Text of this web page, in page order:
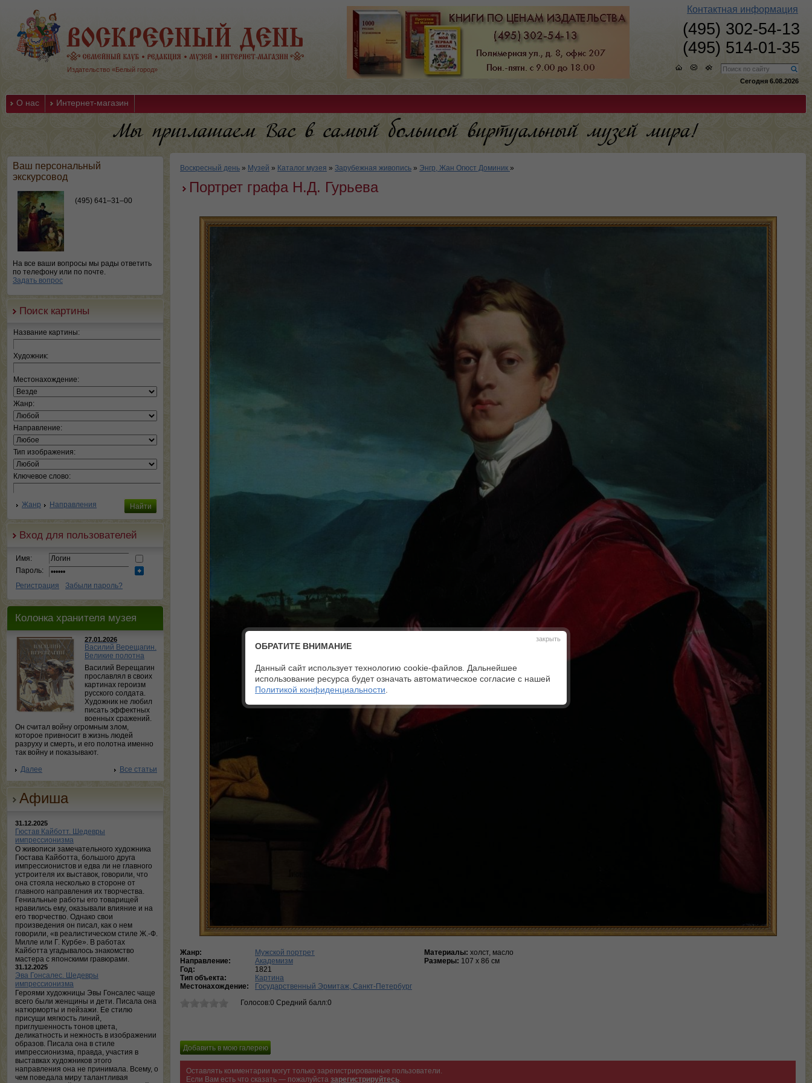
Издательство «Белый город»
Контактная информация
(495) 302-54-13
(495) 514-01-35
Сегодня 6.08.2026
О нас Интернет-магазин
Ваш персональный
экскурсовод
(495) 641–31–00
На все ваши вопросы мы рады ответить
по телефону или по почте.
Задать вопрос
Поиск картины
Название картины:
Художник:
Местонахождение:
Жанр:
Направление:
Тип изображения:
Ключевое слово:
Жанр Направления
Вход для пользователей
Имя:
Пароль:
Регистрация
Забыли пароль?
Колонка хранителя музея
27.01.2026
Василий Верещагин.
Великие полотна
Василий Верещагин
прославлял в своих
картинах героизм
русского солдата.
Художник не любил
писать эффектных
военных сражений.
Он считал войну огромным злом,
которое привносит в жизнь людей
разруху и смерть, и его полотна именно
так войну и показывают.
Далее
Все статьи
Афиша
31.12.2025
Гюстав Кайботт. Шедевры
импрессионизма
О живописи замечательного художника
Гюстава Кайботта, большого друга
импрессионистов и едва ли не главного
устроителя их выставок, говорили, что
она стояла несколько в стороне от
главного направления их творчества.
Гениальные работы его товарищей
нравились ему, оказывали влияние и на
его творчество. Однако свои
произведения он писал, как о нем
говорили, «в реалистическом стиле Ж.-Ф.
Милле или Г. Курбе». В работах
Кайботта угадывалось знакомство
мастера с японскими гравюрами.
31.12.2025
Эва Гонсалес. Шедевры
импрессионизма
Героями художницы Эвы Гонсалес чаще
всего были женщины и дети. Писала она
натюрморты и пейзажи. Ее стилю
присущи мягкость линий,
приглушенность тонов цвета,
деликатность и нежность в изображении
образов. Писала она в стиле
импрессионизма, правда, участия в
выставках художников этого
направления она не принимала. Всему, о
чем поведала миру талантливая
Воскресный день » Музей » Каталог музея » Зарубежная живопись » Энгр, Жан Огюст Доминик »
Портрет графа Н.Д. Гурьева
Жанр:
Мужской портрет
Направление:
Академизм
Год:
1821
Тип объекта:
Картина
Местонахождение:
Государственный Эрмитаж, Санкт-Петербург
Голосов:0 Средний балл:0
Материалы: холст, масло
Размеры: 107 х 86 см
Оставлять комментарии могут только зарегистрированные пользователи.
Если Вам есть что сказать — пожалуйста зарегистрируйтесь.
закрыть
ОБРАТИТЕ ВНИМАНИЕ
Данный сайт использует технологию cookie-файлов. Дальнейшее
использование ресурса будет означать автоматическое согласие с нашей
Политикой конфиденциальности